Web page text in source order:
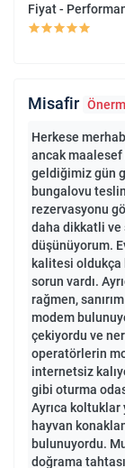
Fiyat -
Misafir
Herkese
ancak maalesef
geldiğimiz gün
bungalovu
rezervasyonu
daha dikkatli ve
düşünüyorum.
kalitesi
sorun vardı.
rağmen,
modem
çekiyordu ve
operatörlerin
internetsiz
gibi oturma
Ayrıca
hayvan
bulunuyordu.
doğrama